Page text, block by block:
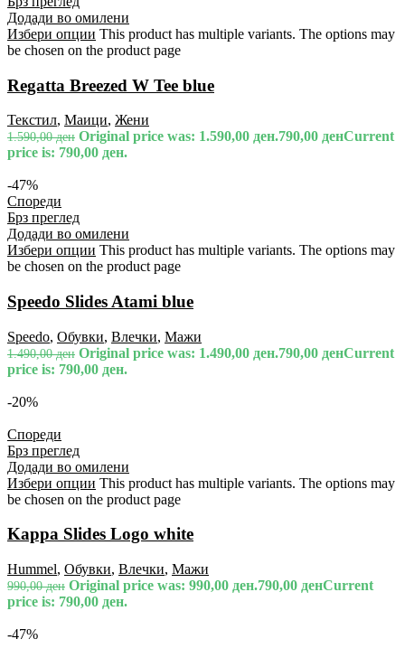
Додади во омилени
Избери опции This product has multiple variants. The options may
be chosen on the product page
Regatta Breezed W Tee blue
Текстил, Маици, Жени
1.590,00ден Original price was: 1.590,00 ден.790,00 денCurrent
price is: 790,00 ден.
-47%
Спореди
Брз преглед
Додади во омилени
Избери опции This product has multiple variants. The options may
be chosen on the product page
Speedo Slides Atami blue
Speedo, Обувки, Влечки, Мажи
1.490,00ден Original price was: 1.490,00 ден.790,00 денCurrent
price is: 790,00 ден.
-20%
Спореди
Брз преглед
Додади во омилени
Избери опции This product has multiple variants. The options may
be chosen on the product page
Kappa Slides Logo white
Hummel, Обувки, Влечки, Мажи
990,00ден Original price was: 990,00 ден.790,00 денCurrent
price is: 790,00 ден.
-47%